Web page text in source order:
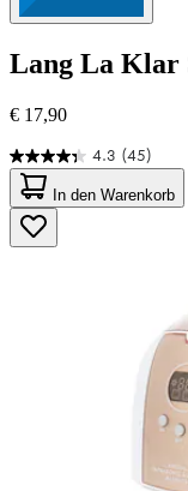
Lang La Klar
€ 17,90
4.3 (45)
4.3
von
5
Sternen.
45
In den Warenkorb